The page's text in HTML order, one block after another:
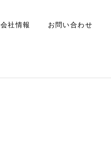
会社情報 お問い合わせ